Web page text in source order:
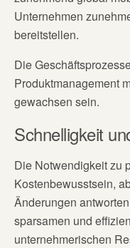
Unternehmen
bereitstellen.
Die
Produktmanagement
gewachsen sein.
Schnelligkeit
Die Notwendigkeit zu
Kostenbewusstsein,
Änderungen
sparsamen und
unternehmerischen